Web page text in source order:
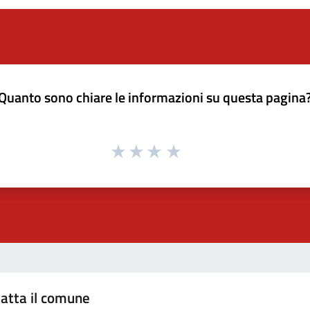
sono chiare le informazioni su questa
il comune